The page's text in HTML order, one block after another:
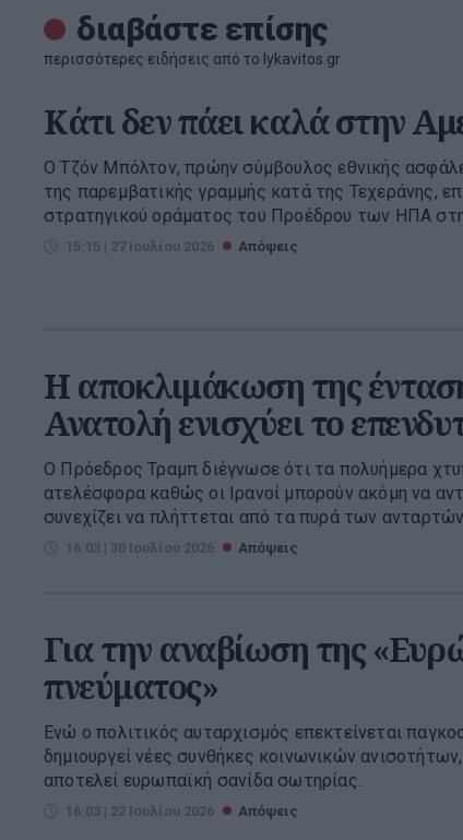
διαβάστε επίσης
περισσότερες ειδήσεις από το lykavitos.gr
Κάτι δεν πάει καλά στην
Ο Τζόν Μπόλτον, πρώην σύμβουλος εθνικής
της παρεμβατικής γραμμής κατά της Τεχεράνης,
στρατηγικού οράματος του Προέδρου των ΗΠΑ
15:15 | 27 Ιουλίου 2026 Απόψεις
Η αποκλιμάκωση της
Ανατολή ενισχύει το
Ο Πρόεδρος Τραμπ διέγνωσε ότι τα πολυήμερα
ατελέσφορα καθώς οι Ιρανοί μπορούν ακόμη να
συνεχίζει να πλήττεται από τα πυρά των ανταρτών,
16:03 | 30 Ιουλίου 2026 Απόψεις
Για την αναβίωση της
πνεύματος»
Ενώ ο πολιτικός αυταρχισμός επεκτείνεται
δημιουργεί νέες συνθήκες κοινωνικών
αποτελεί ευρωπαϊκή σανίδα σωτηρίας.
16:03 | 22 Ιουλίου 2026 Απόψεις